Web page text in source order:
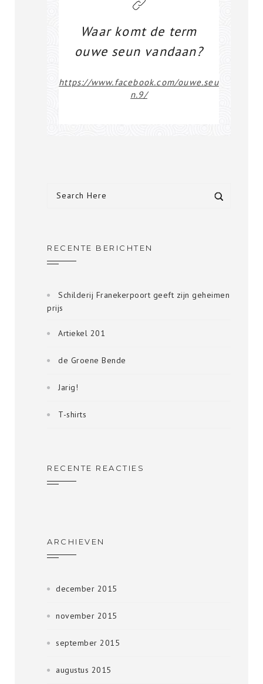
Waar komt de term
ouwe seun vandaan?
https://www.facebook.com/ouwe.seu
n.9/
RECENTE BERICHTEN
Schilderij Franekerpoort geeft zijn geheimen
prijs
Artiekel 201
de Groene Bende
Jarig!
T-shirts
RECENTE REACTIES
ARCHIEVEN
december 2015
november 2015
september 2015
augustus 2015